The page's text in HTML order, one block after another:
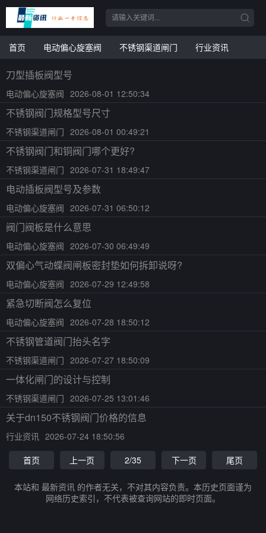
首页 电动偏心旋塞阀 不锈钢渠道闸门 行业资讯
刀型插板阀型号
电动偏心旋塞阀 2026-08-01 12:50:34
不锈钢阀门规格型号尺寸
不锈钢渠道闸门 2026-08-01 00:49:21
不锈钢阀门和铜阀门哪个更好?
不锈钢渠道闸门 2026-07-31 18:49:47
电动插板阀型号及参数
电动偏心旋塞阀 2026-07-31 06:50:12
阀门阀板是什么意思
电动偏心旋塞阀 2026-07-30 06:49:49
双偏心气动蝶阀闸板密封垫如何拆卸说呀?
电动偏心旋塞阀 2026-07-29 12:49:58
紧急切断阀怎么复位
电动偏心旋塞阀 2026-07-28 18:50:12
不锈钢管道阀门抬头名字
不锈钢渠道闸门 2026-07-27 18:50:09
一体化闸门的设计与控制
不锈钢渠道闸门 2026-07-25 13:01:46
关于dn150不锈钢阀门价格的信息
行业资讯 2026-07-24 18:50:56
首页
上一页 2/35 下一页 尾页
本站和 最新资讯 的作者无关，不对其内容负责。本历史页面谨为
网络历史索引，不代表被查询网站的即时页面。